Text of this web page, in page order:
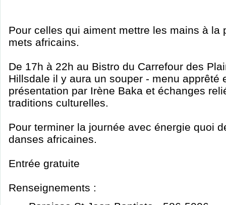
Pour celles qui aiment mettre les mains à la
mets africains.
De 17h à 22h au Bistro du Carrefour des
Hillsdale il y aura un souper - menu apprêté
présentation par Irène Baka et échanges
traditions culturelles.
Pour terminer la journée avec énergie quoi
danses africaines.
Entrée gratuite
Renseignements :